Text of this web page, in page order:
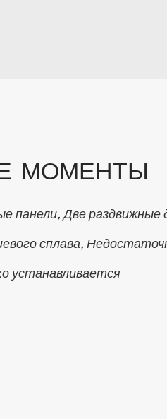
МОМЕНТЫ
панели, Две раздвижные
сплава,
устанавливается